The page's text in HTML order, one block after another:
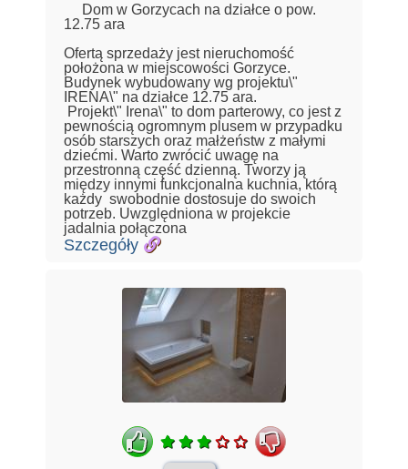
Dom w Gorzycach na działce o pow.
12.75 ara
Ofertą sprzedaży jest nieruchomość
położona w miejscowości Gorzyce.
Budynek wybudowany wg projektu\"
IRENA\" na działce 12.75 ara.
Projekt\" Irena\" to dom parterowy, co jest z
pewnością ogromnym plusem w przypadku
osób starszych oraz małżeństw z małymi
dziećmi. Warto zwrócić uwagę na
przestronną część dzienną. Tworzy ją
między innymi funkcjonalna kuchnia, którą
każdy swobodnie dostosuje do swoich
potrzeb. Uwzględniona w projekcie
jadalnia połączona
Szczegóły